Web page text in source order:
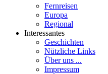
Fernreisen
Europa
Regional
Interessantes
Geschichten
Nützliche Links
Über uns ...
Impressum